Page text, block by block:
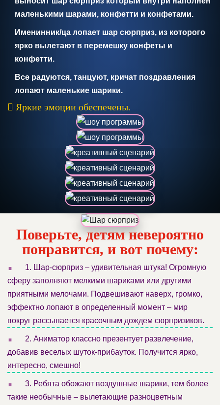
маленькими шарами, конфетти и конфетами.
Именинник/ца лопает шар сюрприз, из которого
ярко вылетают в перемешку конфеты и
конфетти.
Все радуются, танцуют, кричат поздравления
лопают маленькие шарики.
Яркие эмоции обеспечены.
Поверьте, детям невероятно
понравится, и вот почему:
.
1. Шар-сюрприз – удивительная штука! Огромную
сферу заполняют мелкими шариками или другими
приятными мелочами. Подвешивают наверх, громко,
эффектно лопают в определенный момент – мир
вокруг рассыпается красочным дождем сюрпризиков.
.
2. Аниматор классно презентует развлечение,
добавив веселых шуток-прибауток. Получится ярко,
интересно, смешно!
.
3. Ребята обожают воздушные шарики, тем более
такие необычные – вылетающие разноцветным